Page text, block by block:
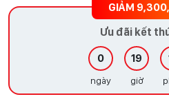
GIẢM
Ưu đãi kết
0
ngày
19
giờ